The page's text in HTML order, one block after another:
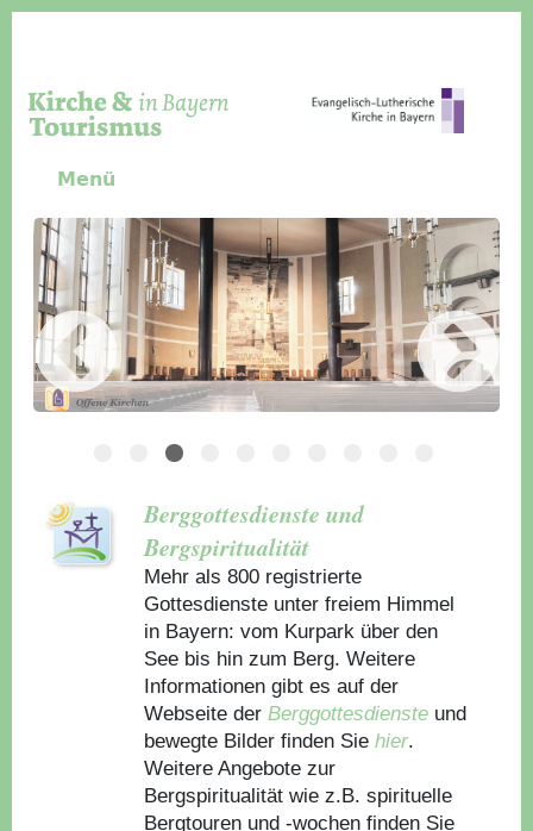
Menü
Slider Icon
Bild
Häuser für Gruppen
Berggottesdienste und
Bergspiritualität
Mehr als 800 registrierte
Gottesdienste unter freiem Himmel
in Bayern: vom Kurpark über den
See bis hin zum Berg. Weitere
Informationen gibt es auf der
Webseite derBerggottesdienste und
bewegte Bilder finden Sie hier.
Weitere Angebote zur
Bergspiritualität wie z.B. spirituelle
Bergtouren und -wochen finden Sie